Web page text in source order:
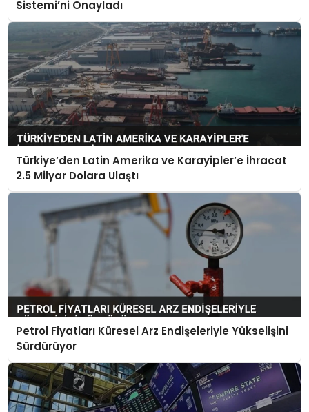
Sistemi’ni Onayladı
Türkiye’den Latin Amerika ve Karayipler’e İhracat
2.5 Milyar Dolara Ulaştı
Petrol Fiyatları Küresel Arz Endişeleriyle Yükselişini
Sürdürüyor